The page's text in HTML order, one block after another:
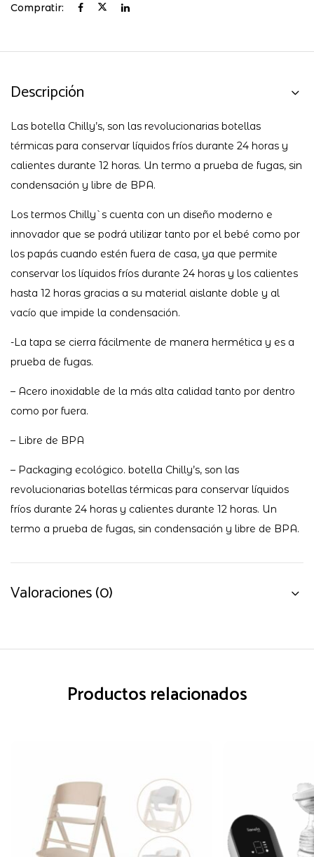
Compratir:
Descripción
Las botella Chilly’s, son las revolucionarias botellas
térmicas para conservar líquidos fríos durante 24 horas y
calientes durante 12 horas. Un termo a prueba de fugas, sin
condensación y libre de BPA.
Los termos Chilly`s cuenta con un diseño moderno e
innovador que se podrá utilizar tanto por el bebé como por
los papás cuando estén fuera de casa, ya que permite
conservar los líquidos fríos durante 24 horas y los calientes
hasta 12 horas gracias a su material aislante doble y al
vacío que impide la condensación.
-La tapa se cierra fácilmente de manera hermética y es a
prueba de fugas.
– Acero inoxidable de la más alta calidad tanto por dentro
como por fuera.
– Libre de BPA
– Packaging ecológico. botella Chilly’s, son las
revolucionarias botellas térmicas para conservar líquidos
fríos durante 24 horas y calientes durante 12 horas. Un
termo a prueba de fugas, sin condensación y libre de BPA.
Valoraciones (0)
Productos relacionados